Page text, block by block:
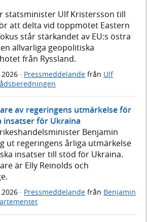
statsminister Ulf Kristersson till
att delta vid toppmötet Eastern
står stärkandet av EU:s östra
allvarliga geopolitiska
från Ryssland.
· Pressmeddelande från Ulf
av regeringens utmärkelse för
insatser för Ukraina
Benjamin
ut regeringens årliga utmärkelse
insatser till stöd för Ukraina.
är Elly Reinolds och
· Pressmeddelande från Benjamin